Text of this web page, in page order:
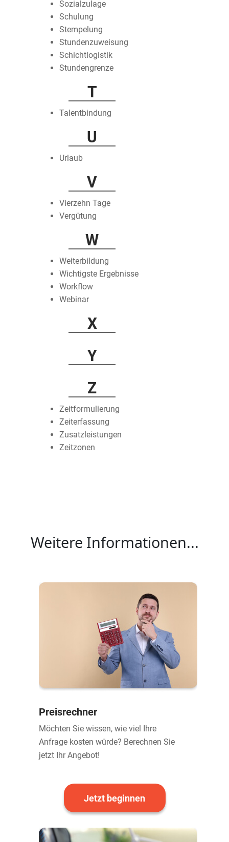
Sozialzulage
Schulung
Stempelung
Stundenzuweisung
Schichtlogistik
Stundengrenze
T
Talentbindung
U
Urlaub
V
Vierzehn Tage
Vergütung
W
Weiterbildung
Wichtigste Ergebnisse
Workflow
Webinar
X
Y
Z
Zeitformulierung
Zeiterfassung
Zusatzleistungen
Zeitzonen
Weitere Informationen...
Preisrechner
Möchten Sie wissen, wie viel Ihre
Anfrage kosten würde? Berechnen Sie
jetzt Ihr Angebot!
Jetzt beginnen